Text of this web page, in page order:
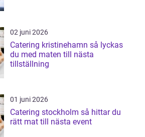
02 juni 2026
Catering kristinehamn så lyckas
du med maten till nästa
tillställning
01 juni 2026
Catering stockholm så hittar du
rätt mat till nästa event